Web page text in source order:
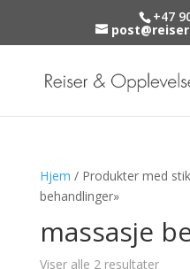
+47
Hjem / Produkter med
behandlinger»
massasje
Viser alle 2 resultater